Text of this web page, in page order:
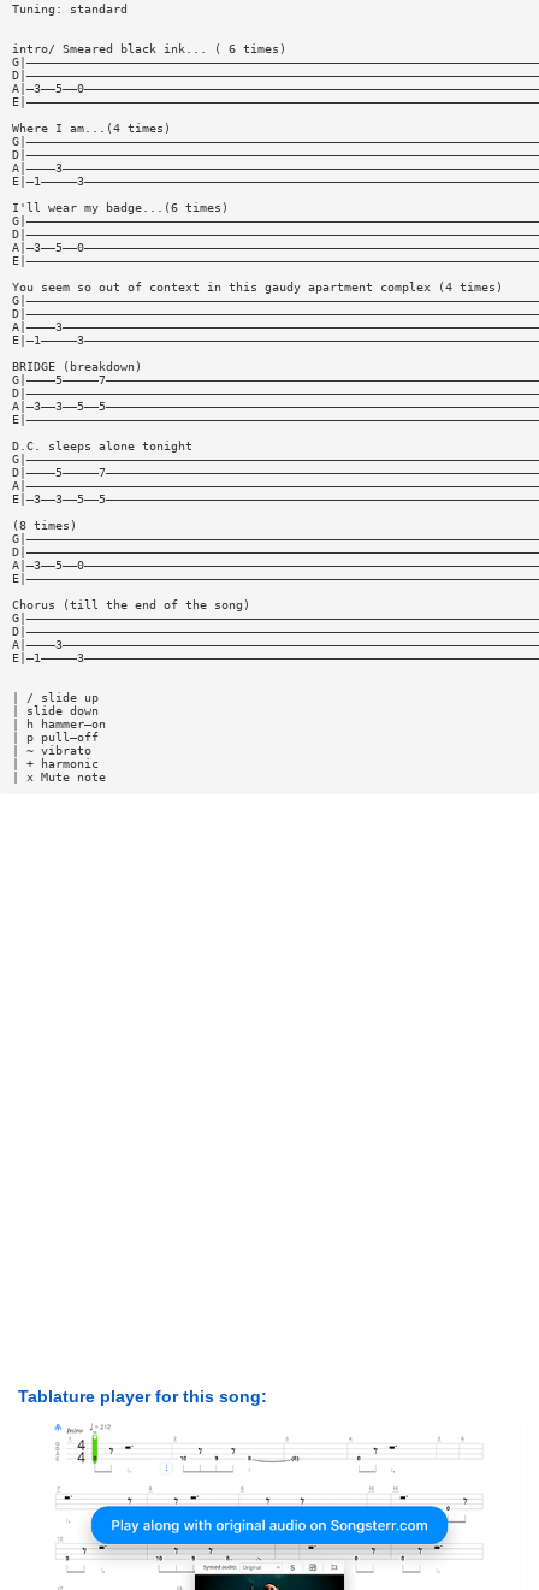
Tuning: standard
intro/ Smeared black ink... ( 6 times)
Where I am...(4 times)
I'll wear my badge...(6 times)
You seem so out of context in this gaudy apartment complex (4 times)
BRIDGE (breakdown)
D.C. sleeps alone tonight
(8 times)
Chorus (till the end of the song)
| / slide up
| slide down
| h hammer—on
| p pull—off
| ~ vibrato
| + harmonic
| x Mute note
Tablature player for this song: